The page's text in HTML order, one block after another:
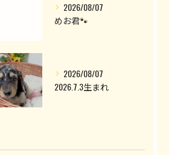
2026/08/07
めお君🐾
2026/08/07
2026.7.3生まれ